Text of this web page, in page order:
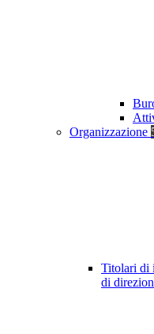
Organizzazione
Titolari di
di